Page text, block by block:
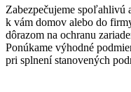
Zabezpečujeme spoľahlivú
k vám domov alebo do
dôrazom na ochranu
Ponúkame výhodné
pri splnení stanovených